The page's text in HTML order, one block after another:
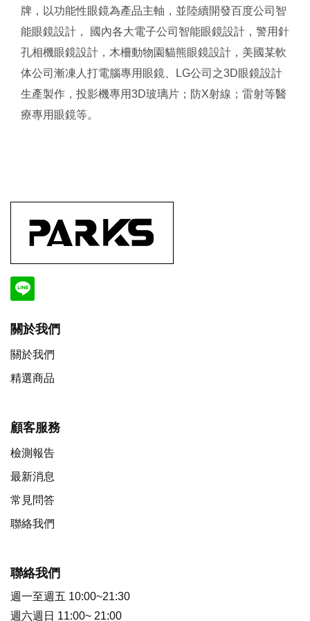
牌，以功能性眼鏡為產品主軸，並陸續開發百度公司智
能眼鏡設計， 國內各大電子公司智能眼鏡設計，警用針
孔相機眼鏡設計，木柵動物園貓熊眼鏡設計，美國某軟
体公司漸凍人打電腦專用眼鏡、LG公司之3D眼鏡設計
生產製作，投影機專用3D玻璃片；防X射線；雷射等醫
療專用眼鏡等。
關於我們
關於我們
精選商品
顧客服務
檢測報告
最新消息
常見問答
聯絡我們
聯絡我們
週一至週五 10:00~21:30
週六週日 11:00~ 21:00